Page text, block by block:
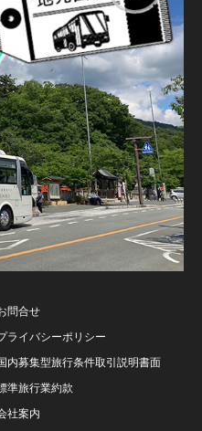
問合せ
ライバシーポリシー
内募集型旅行条件取引説明書面
準旅行業約款
社案内